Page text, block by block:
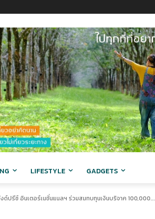
LIFESTYLE GADGETS
ปรีซ์ อินเตอร์เนชั่นแนลฯ ร่วมสมทบทุนเงินบริจาค 100,000...